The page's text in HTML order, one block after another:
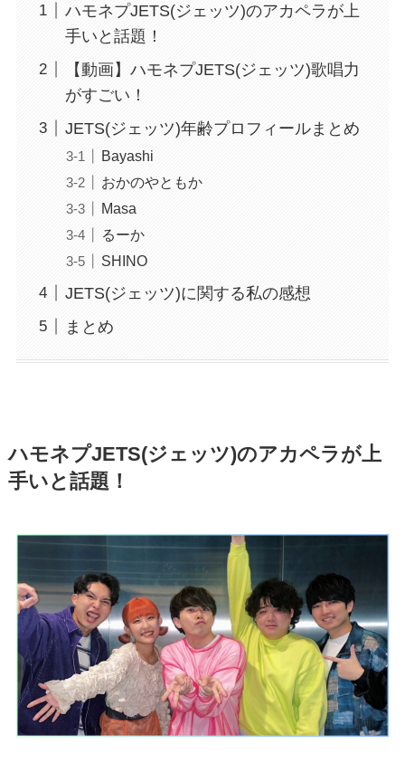
ハモネプJETS(ジェッツ)のアカペラが上
手いと話題！
【動画】ハモネプJETS(ジェッツ)歌唱力
がすごい！
JETS(ジェッツ)年齢プロフィールまとめ
Bayashi
おかのやともか
Masa
るーか
SHINO
JETS(ジェッツ)に関する私の感想
まとめ
ハモネプJETS(ジェッツ)のアカペラが上
手いと話題！